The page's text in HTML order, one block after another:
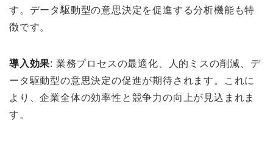
す。データ駆動型の意思決定を促進する分析機能も特
徴です。
導入効果: 業務プロセスの最適化、人的ミスの削減、デ
ータ駆動型の意思決定の促進が期待されます。これに
より、企業全体の効率性と競争力の向上が見込まれま
す。